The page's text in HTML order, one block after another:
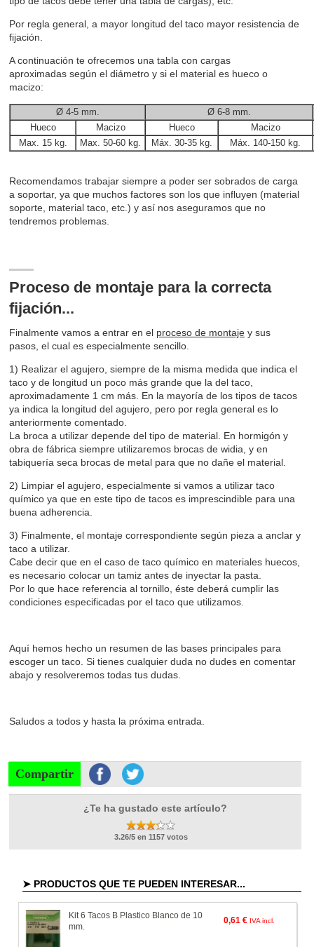
Por regla general, a mayor longitud del taco mayor resistencia de
fijación.
A continuación te ofrecemos una tabla con cargas
aproximadas según el diámetro y si el material es hueco o
macizo:
Ø 4-5 mm.
Ø 6-8 mm.
Hueco
Macizo Hueco
Macizo
Max. 15 kg.
Max. 50-60 kg. Máx. 30-35 kg. Máx. 140-150 kg.
Recomendamos trabajar siempre a poder ser sobrados de carga
a soportar, ya que muchos factores son los que influyen (material
soporte, material taco, etc.) y así nos aseguramos que no
tendremos problemas.
Proceso de montaje para la correcta
fijación...
Finalmente vamos a entrar en el proceso de montaje y sus
pasos, el cual es especialmente sencillo.
1) Realizar el agujero, siempre de la misma medida que indica el
taco y de longitud un poco más grande que la del taco,
aproximadamente 1 cm más. En la mayoría de los tipos de tacos
ya indica la longitud del agujero, pero por regla general es lo
anteriormente comentado.
La broca a utilizar depende del tipo de material. En hormigón y
obra de fábrica siempre utilizaremos brocas de widia, y en
tabiquería seca brocas de metal para que no dañe el material.
2) Limpiar el agujero, especialmente si vamos a utilizar taco
químico ya que en este tipo de tacos es imprescindible para una
buena adherencia.
3) Finalmente, el montaje correspondiente según pieza a anclar y
taco a utilizar.
Cabe decir que en el caso de taco químico en materiales huecos,
es necesario colocar un tamiz antes de inyectar la pasta.
Por lo que hace referencia al tornillo, éste deberá cumplir las
condiciones especificadas por el taco que utilizamos.
Aquí hemos hecho un resumen de las bases principales para
escoger un taco. Si tienes cualquier duda no dudes en comentar
abajo y resolveremos todas tus dudas.
Saludos a todos y hasta la próxima entrada.
Compartir
¿Te ha gustado este artículo?
3.26/5 en 1157 votos
➤ PRODUCTOS QUE TE PUEDEN INTERESAR...
Kit 6 Tacos B Plastico Blanco de 10
mm.
0,61 € IVA incl.